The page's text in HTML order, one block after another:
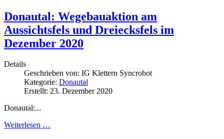
Donautal: Wegebauaktion am
Aussichtsfels und Dreiecksfels im
Dezember 2020
Details
Geschrieben von: IG Klettern Syncrobot
Kategorie: Donautal
Erstellt: 23. Dezember 2020
Donautal:...
Weiterlesen …